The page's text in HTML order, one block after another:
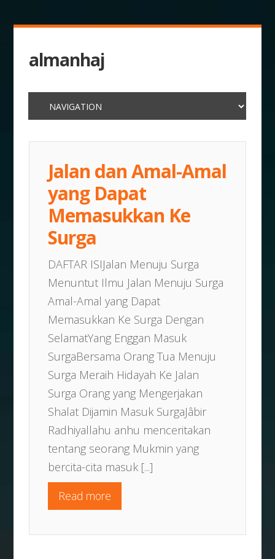
almanhaj
Jalan dan Amal-Amal
yang Dapat
Memasukkan Ke
Surga
DAFTAR ISIJalan Menuju Surga
Menuntut Ilmu Jalan Menuju Surga
Amal-Amal yang Dapat
Memasukkan Ke Surga Dengan
SelamatYang Enggan Masuk
SurgaBersama Orang Tua Menuju
Surga Meraih Hidayah Ke Jalan
Surga Orang yang Mengerjakan
Shalat Dijamin Masuk SurgaJâbir
Radhiyallahu anhu menceritakan
tentang seorang Mukmin yang
bercita-cita masuk [...]
Read more